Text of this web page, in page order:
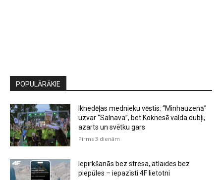
POPULĀRĀKIE
Iknedēļas mednieku vēstis: “Minhauzenā”
uzvar “Salnava”, bet Koknesē valda dubļi,
azarts un svētku gars
Pirms 3 dienām
Iepirkšanās bez stresa, atlaides bez
piepūles – iepazīsti 4F lietotni